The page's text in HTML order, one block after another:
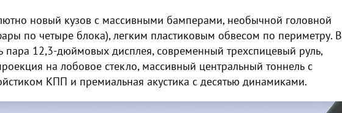
новый кузов с массивными бамперами, необычной головной
по четыре блока), легким пластиковым обвесом по периметру. В
пара 12,3-дюймовых дисплея, современный трехспицевый руль,
на лобовое стекло, массивный центральный тоннель с
КПП и премиальная акустика с десятью динамиками.